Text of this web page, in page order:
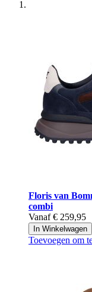
Floris van
combi
Vanaf € 259,95
In Winkelwagen
Toevoegen om